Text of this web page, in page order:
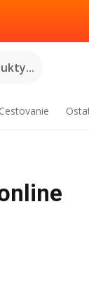
Cestovanie